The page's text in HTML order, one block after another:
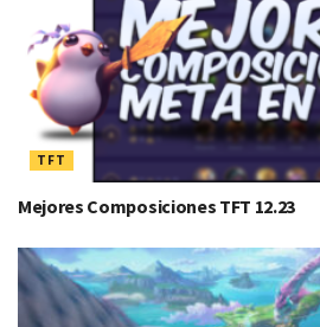
TFT
Mejores Composiciones TFT 12.23